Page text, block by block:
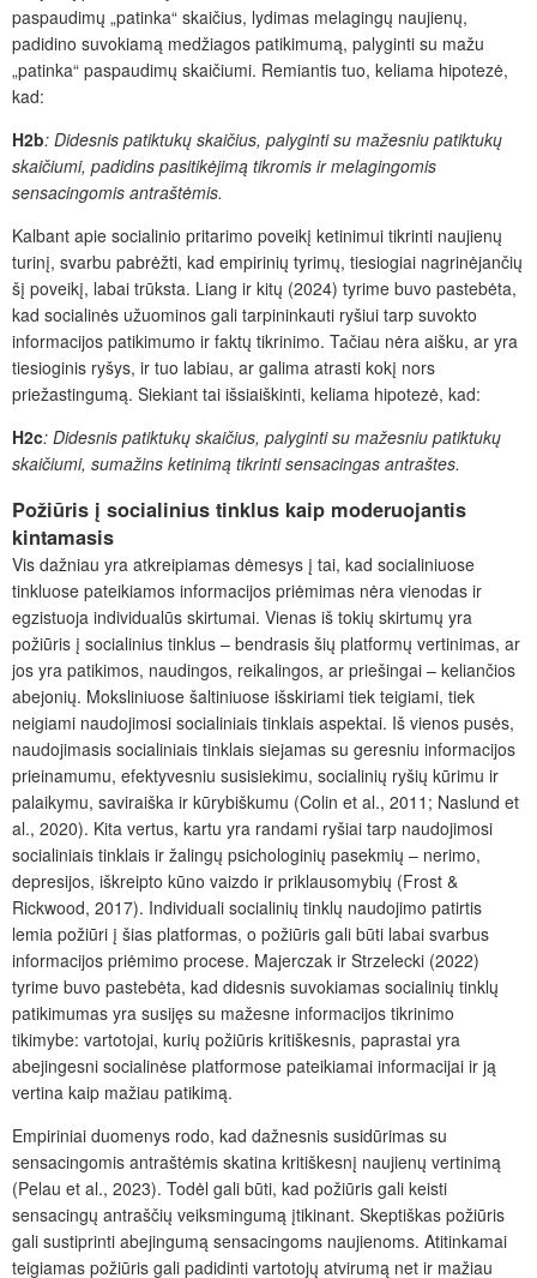
paspaudimų „patinka“ skaičius, lydimas melagingų naujienų,
padidino suvokiamą medžiagos patikimumą, palyginti su mažu
„patinka“ paspaudimų skaičiumi. Remiantis tuo, keliama hipotezė,
kad:
H2b: Didesnis patiktukų skaičius, palyginti su mažesniu patiktukų
skaičiumi, padidins pasitikėjimą tikromis ir melagingomis
sensacingomis antraštėmis.
Kalbant apie socialinio pritarimo poveikį ketinimui tikrinti naujienų
turinį, svarbu pabrėžti, kad empirinių tyrimų, tiesiogiai nagrinėjančių
šį poveikį, labai trūksta. Liang ir kitų (2024) tyrime buvo pastebėta,
kad socialinės užuominos gali tarpininkauti ryšiui tarp suvokto
informacijos patikimumo ir faktų tikrinimo. Tačiau nėra aišku, ar yra
tiesioginis ryšys, ir tuo labiau, ar galima atrasti kokį nors
priežastingumą. Siekiant tai išsiaiškinti, keliama hipotezė, kad:
H2c: Didesnis patiktukų skaičius, palyginti su mažesniu patiktukų
skaičiumi, sumažins ketinimą tikrinti sensacingas antraštes.
Požiūris į socialinius tinklus kaip moderuojantis
kintamasis
Vis dažniau yra atkreipiamas dėmesys į tai, kad socialiniuose
tinkluose pateikiamos informacijos priėmimas nėra vienodas ir
egzistuoja individualūs skirtumai. Vienas iš tokių skirtumų yra
požiūris į socialinius tinklus – bendrasis šių platformų vertinimas, ar
jos yra patikimos, naudingos, reikalingos, ar priešingai – keliančios
abejonių. Moksliniuose šaltiniuose išskiriami tiek teigiami, tiek
neigiami naudojimosi socialiniais tinklais aspektai. Iš vienos pusės,
naudojimasis socialiniais tinklais siejamas su geresniu informacijos
prieinamumu, efektyvesniu susisiekimu, socialinių ryšių kūrimu ir
palaikymu, saviraiška ir kūrybiškumu (Colin et al., 2011; Naslund et
al., 2020). Kita vertus, kartu yra randami ryšiai tarp naudojimosi
socialiniais tinklais ir žalingų psichologinių pasekmių – nerimo,
depresijos, iškreipto kūno vaizdo ir priklausomybių (Frost &
Rickwood, 2017). Individuali socialinių tinklų naudojimo patirtis
lemia požiūri į šias platformas, o požiūris gali būti labai svarbus
informacijos priėmimo procese. Majerczak ir Strzelecki (2022)
tyrime buvo pastebėta, kad didesnis suvokiamas socialinių tinklų
patikimumas yra susijęs su mažesne informacijos tikrinimo
tikimybe: vartotojai, kurių požiūris kritiškesnis, paprastai yra
abejingesni socialinėse platformose pateikiamai informacijai ir ją
vertina kaip mažiau patikimą.
Empiriniai duomenys rodo, kad dažnesnis susidūrimas su
sensacingomis antraštėmis skatina kritiškesnį naujienų vertinimą
(Pelau et al., 2023). Todėl gali būti, kad požiūris gali keisti
sensacingų antraščių veiksmingumą įtikinant. Skeptiškas požiūris
gali sustiprinti abejingumą sensacingoms naujienoms. Atitinkamai
teigiamas požiūris gali padidinti vartotojų atvirumą net ir mažiau